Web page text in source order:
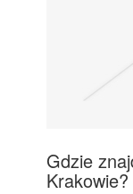
Gdzie
Krakowie?